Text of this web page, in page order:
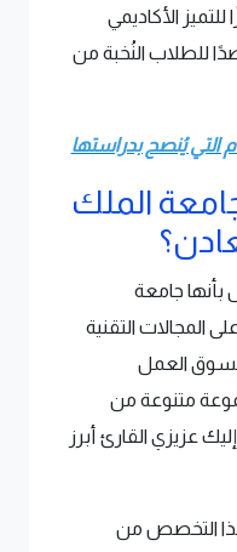
الأكاديمي
للطلاب النُخبة من
يُنصح بدراستها
الملك
بأنها جامعة
المجالات التقنية
بسوق العمل
متنوعة من
عزيزي القارئ أبرز
هذا التخصص من